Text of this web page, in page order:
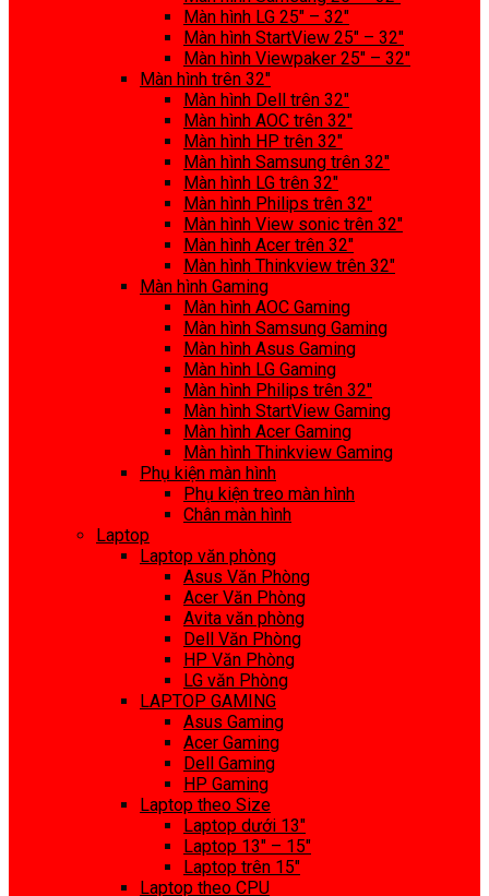
Màn hình LG 25″ – 32″
Màn hình StartView 25″ – 32″
Màn hình Viewpaker 25″ – 32″
Màn hình trên 32″
Màn hình Dell trên 32″
Màn hình AOC trên 32″
Màn hình HP trên 32″
Màn hình Samsung trên 32″
Màn hình LG trên 32″
Màn hình Philips trên 32″
Màn hình View sonic trên 32″
Màn hình Acer trên 32″
Màn hình Thinkview trên 32″
Màn hình Gaming
Màn hình AOC Gaming
Màn hình Samsung Gaming
Màn hình Asus Gaming
Màn hình LG Gaming
Màn hình Philips trên 32″
Màn hình StartView Gaming
Màn hình Acer Gaming
Màn hình Thinkview Gaming
Phụ kiện màn hình
Phụ kiện treo màn hình
Chân màn hình
Laptop
Laptop văn phòng
Asus Văn Phòng
Acer Văn Phòng
Avita văn phòng
Dell Văn Phòng
HP Văn Phòng
LG văn Phòng
LAPTOP GAMING
Asus Gaming
Acer Gaming
Dell Gaming
HP Gaming
Laptop theo Size
Laptop dưới 13″
Laptop 13″ – 15″
Laptop trên 15″
Laptop theo CPU